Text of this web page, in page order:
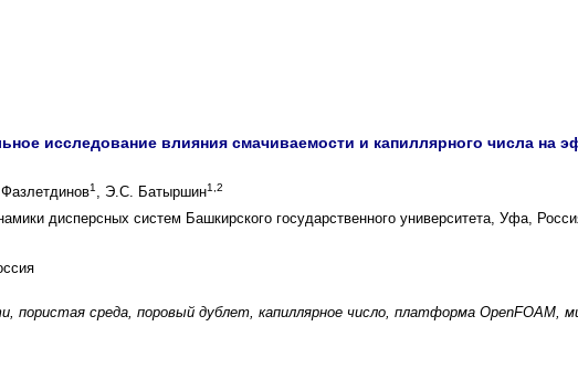
исследование влияния смачиваемости и капиллярного числа на
1 , Э.С. Батыршин1,2
дисперсных систем Башкирского государственного университета, Уфа,
пористая среда, поровый дублет, капиллярное число, платформа OpenFOAM,